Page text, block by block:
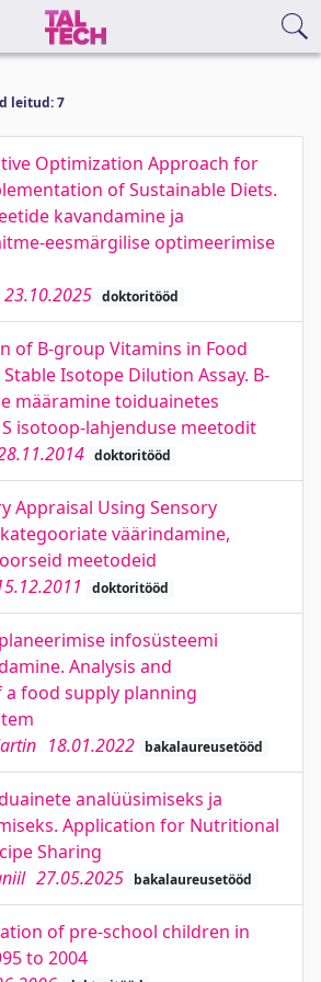
leitud: 7
Optimization Approach for
of Sustainable Diets.
kavandamine ja
eesmärgilise optimeerimise
23.10.2025 doktoritööd
of B-group Vitamins in Food
Stable Isotope Dilution Assay. B-
määramine toiduainetes
isotoop-lahjenduse meetodit
doktoritööd
Appraisal Using Sensory
väärindamine,
meetodeid
doktoritööd
infosüsteemi
Analysis and
food supply planning
18.01.2022 bakalaureusetööd
analüüsimiseks ja
Application for Nutritional
Sharing
27.05.2025 bakalaureusetööd
of pre-school children in
to 2004